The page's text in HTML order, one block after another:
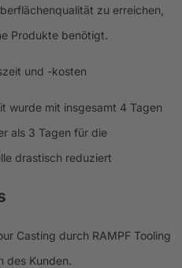
zu erreichen,
Produkte benötigt.
und -kosten
wurde mit insgesamt 4 Tagen
als 3 Tagen für die
drastisch reduziert
Casting durch RAMPF Tooling
des Kunden.